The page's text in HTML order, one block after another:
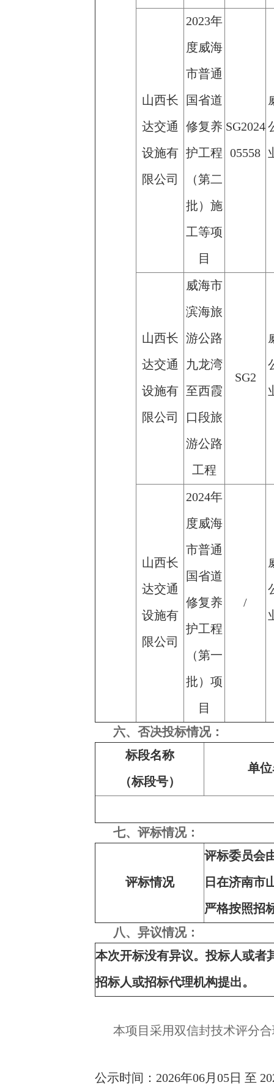
山西长
达交通
设施有
限公司
2023年
度威海
市普通
国省道
修复养
护工程
（第二
批）施
工等项
目
SG2024
05558
山西长
达交通
设施有
限公司
威海市
滨海旅
游公路
九龙湾
至西霞
口段旅
游公路
工程
SG2
山西长
达交通
设施有
限公司
2024年
度威海
市普通
国省道
修复养
护工程
（第一
批）项
目
/
六、否决投标情况：
标段名称
（标段号）
单
七、评标情况：
评标情况
评标委员会
日在济南市
严格按照招
八、异议情况：
本次开标没有异议。投标人或者
招标人或招标代理机构提出。
本项目采用双信封技术评分
公示时间：2026年06月05日 至